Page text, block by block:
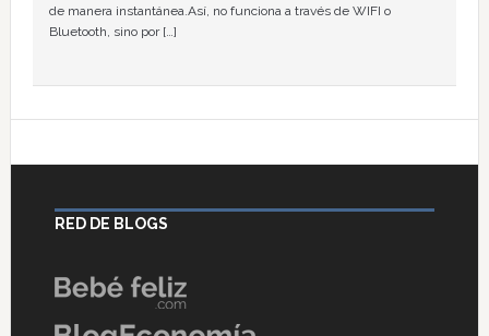
de manera instantánea.Así, no funciona a través de WIFI o
Bluetooth, sino por […]
RED DE BLOGS